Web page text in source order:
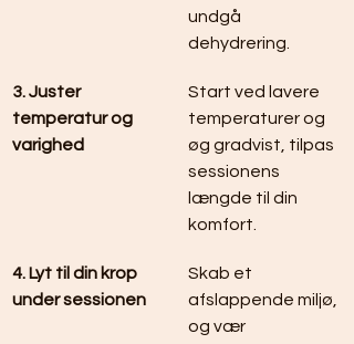
undgå
dehydrering.
3. Juster
temperatur og
varighed
Start ved lavere
temperaturer og
øg gradvist, tilpas
sessionens
længde til din
komfort.
4. Lyt til din krop
under sessionen
Skab et
afslappende miljø,
og vær